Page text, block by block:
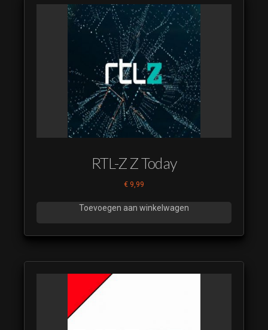
RTL-Z Z Today
€ 9,99
Toevoegen aan winkelwagen